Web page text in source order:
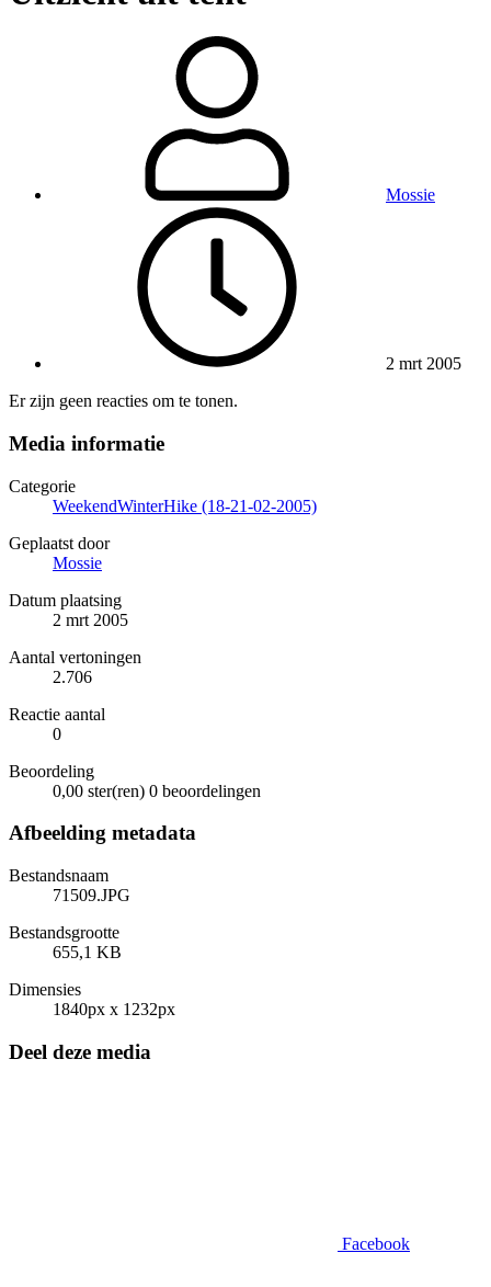
Mossie
2 mrt 2005
Er zijn geen reacties om te tonen.
Media informatie
Categorie
WeekendWinterHike (18-21-02-2005)
Geplaatst door
Mossie
Datum plaatsing
2 mrt 2005
Aantal vertoningen
2.706
Reactie aantal
0
Beoordeling
0,00 ster(ren) 0 beoordelingen
Afbeelding metadata
Bestandsnaam
71509.JPG
Bestandsgrootte
655,1 KB
Dimensies
1840px x 1232px
Deel deze media
Facebook